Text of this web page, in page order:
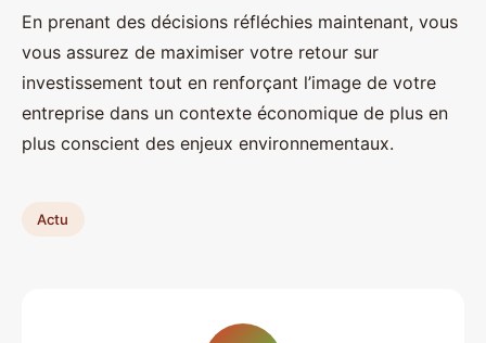
En prenant des décisions réfléchies maintenant, vous
vous assurez de maximiser votre retour sur
investissement tout en renforçant l’image de votre
entreprise dans un contexte économique de plus en
plus conscient des enjeux environnementaux.
Actu